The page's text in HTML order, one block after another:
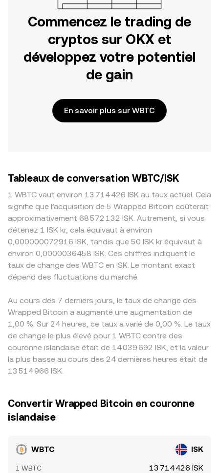
Commencez le trading de
cryptos sur OKX et
développez votre potentiel
de gain
En savoir plus sur WBTC
Tableaux de conversation WBTC/ISK
1 WBTC vaut environ 13 714 426 ISK au taux actuel. Cela
signifie que l’acquisition de 5 Wrapped Bitcoin coûterait
approximativement 68 572 132 ISK. Autrement, si vous
détenez 1 ISK kr, cela équivaut à environ
0,000000072916 ISK, tandis que 50 ISK kr équivaut à
environ 0,0000036458 ISK. Ces chiffres indiquent le
taux de change des WBTC en ISK. Le montant exact
dépend des fluctuations du marché.
Au cours des 7 derniers jours, le taux de change des
Wrapped Bitcoin a augmenté une augmentation de
1,00 %. Sur 24 heures, ce taux a varié de 0,00 %. Le taux
de change le plus élevé pour 1 WBTC contre des
couronne islandaise était de 14 039 692 ISK, et la valeur
la plus basse au cours des 24 dernières heures était de
13 514 966 ISK.
Convertir Wrapped Bitcoin en couronne
islandaise
WBTC ISK
1 WBTC 13 714 426 ISK